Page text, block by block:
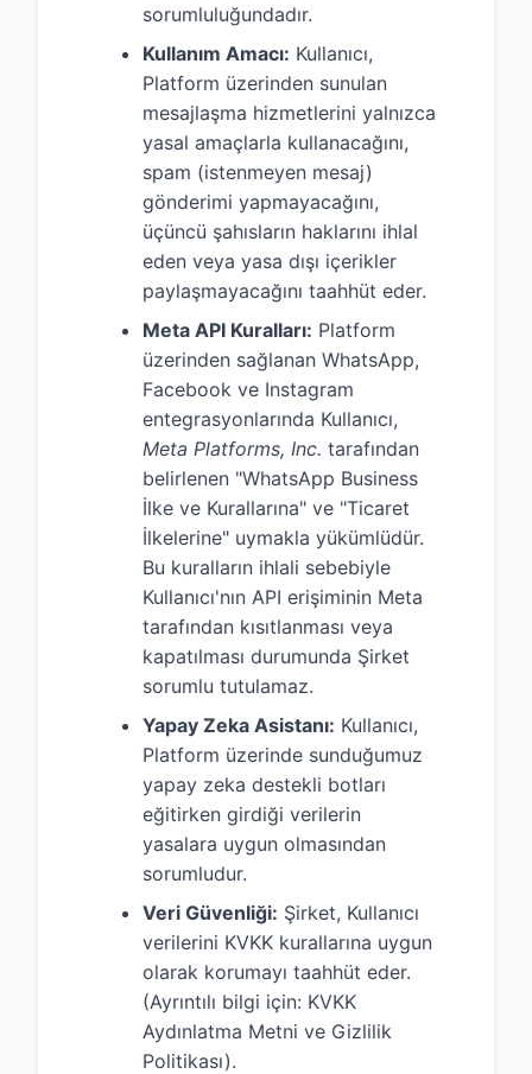
sorumluluğundadır.
Kullanım Amacı: Kullanıcı,
Platform üzerinden sunulan
mesajlaşma hizmetlerini yalnızca
yasal amaçlarla kullanacağını,
spam (istenmeyen mesaj)
gönderimi yapmayacağını,
üçüncü şahısların haklarını ihlal
eden veya yasa dışı içerikler
paylaşmayacağını taahhüt eder.
Meta API Kuralları: Platform
üzerinden sağlanan WhatsApp,
Facebook ve Instagram
entegrasyonlarında Kullanıcı,
Meta Platforms, Inc. tarafından
belirlenen "WhatsApp Business
İlke ve Kurallarına" ve "Ticaret
İlkelerine" uymakla yükümlüdür.
Bu kuralların ihlali sebebiyle
Kullanıcı'nın API erişiminin Meta
tarafından kısıtlanması veya
kapatılması durumunda Şirket
sorumlu tutulamaz.
Yapay Zeka Asistanı: Kullanıcı,
Platform üzerinde sunduğumuz
yapay zeka destekli botları
eğitirken girdiği verilerin
yasalara uygun olmasından
sorumludur.
Veri Güvenliği: Şirket, Kullanıcı
verilerini KVKK kurallarına uygun
olarak korumayı taahhüt eder.
(Ayrıntılı bilgi için: KVKK
Aydınlatma Metni ve Gizlilik
Politikası).